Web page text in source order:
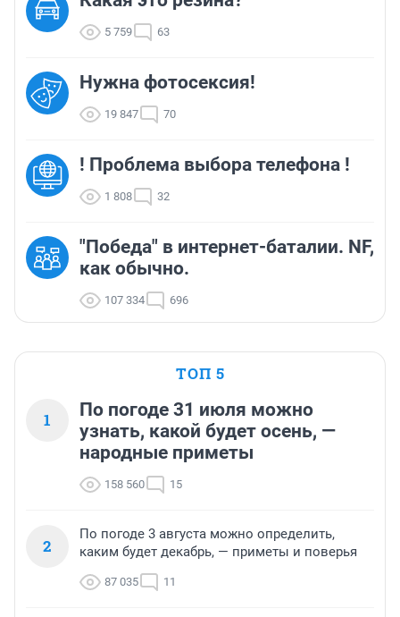
5 759 63
Нужна фотосексия!
19 847 70
! Проблема выбора телефона !
1 808 32
"Победа" в интернет-баталии. NF,
как обычно.
107 334 696
ТОП 5
1
По погоде 31 июля можно
узнать, какой будет осень, —
народные приметы
158 560 15
2
По погоде 3 августа можно определить,
каким будет декабрь, — приметы и поверья
87 035 11